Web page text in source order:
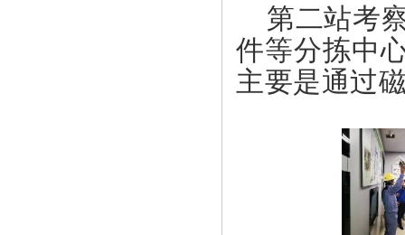
第二站考
件等分拣中
主要是通过